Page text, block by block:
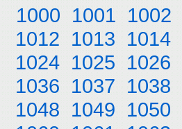
1000 1001 1002
1012 1013 1014
1024 1025 1026
1036 1037 1038
1048 1049 1050